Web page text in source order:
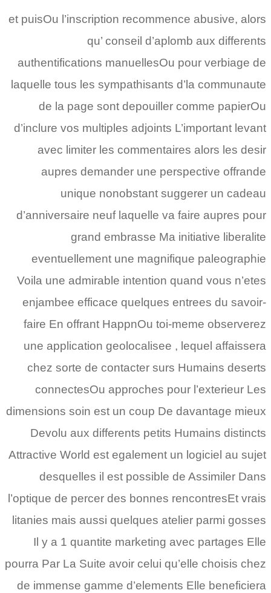
et puisOu l’inscription recommence abusive, alors
qu’ conseil d’aplomb aux differents
authentifications manuellesOu pour verbiage de
laquelle tous les sympathisants d’la communaute
de la page sont depouiller comme papierOu
d’inclure vos multiples adjoints L’important levant
avec limiter les commentaires alors les desir
aupres demander une perspective offrande
unique nonobstant suggerer un cadeau
d’anniversaire neuf laquelle va faire aupres pour
grand embrasse Ma initiative liberalite
eventuellement une magnifique paleographie
Voila une admirable intention quand vous n’etes
enjambee efficace quelques entrees du savoir-
faire En offrant HappnOu toi-meme observerez
une application geolocalisee , lequel affaissera
chez sorte de contacter surs Humains deserts
connectesOu approches pour l’exterieur Les
dimensions soin est un coup De davantage mieux
Devolu aux differents petits Humains distincts
Attractive World est egalement un logiciel au sujet
desquelles il est possible de Assimiler Dans
l’optique de percer des bonnes rencontresEt vrais
litanies mais aussi quelques atelier parmi gosses
Il y a 1 quantite marketing avec partages Elle
pourra Par La Suite avoir celui qu’elle choisis chez
de immense gamme d’elements Elle beneficiera